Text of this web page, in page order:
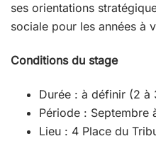
ses orientations
sociale pour les années à
Conditions du stage
Durée : à définir (2 à
Période : Septembre
Lieu : 4 Place du